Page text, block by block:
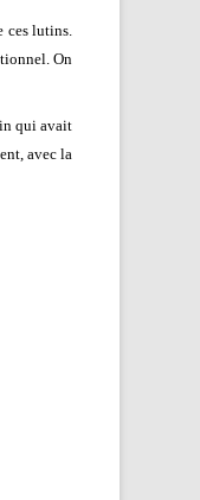
ces lutins.
On
qui avait
avec la